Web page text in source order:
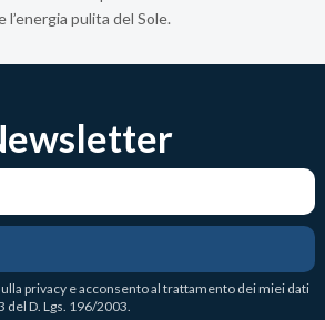
l’energia pulita del Sole.
privacy e acconsento al trattamento dei miei dati
D. Lgs. 196/2003.